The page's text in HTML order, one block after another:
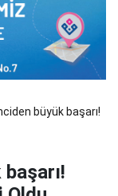
büyük başarı!